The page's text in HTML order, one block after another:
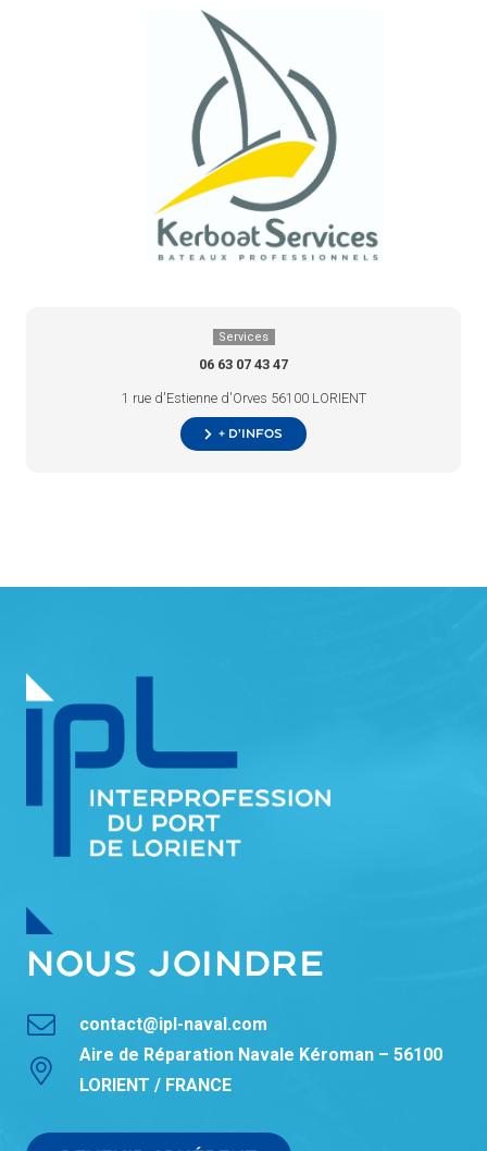
Services
06 63 07 43 47
1 rue d'Estienne d'Orves 56100 LORIENT
+ d’infos
NOUS JOINDRE
contact@ipl-naval.com
Aire de Réparation Navale Kéroman – 56100
LORIENT / FRANCE